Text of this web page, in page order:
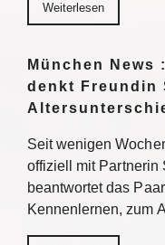
Weiterlesen
München News
denkt Freundin
Seit wenigen
offiziell mit Partnerin
beantwortet das
Kennenlernen, zum